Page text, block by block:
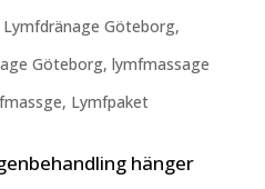
Lymfdränage Göteborg,
Göteborg, lymfmassage
, Lymfpaket
hänger